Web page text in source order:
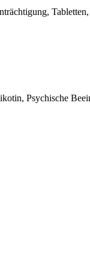
Psychische